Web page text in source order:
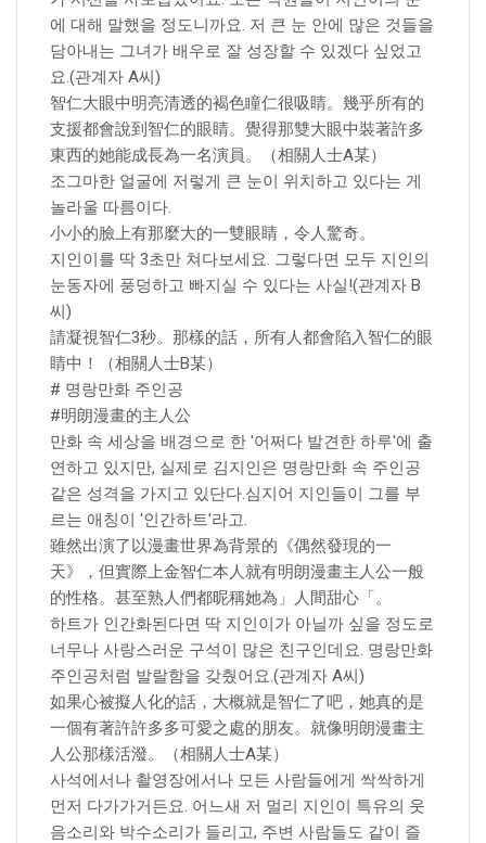
에 대해 말했을 정도니까요. 저 큰 눈 안에 많은 것들을
담아내는 그녀가 배우로 잘 성장할 수 있겠다 싶었고
요.(관계자 A씨)
智仁大眼中明亮清透的褐色瞳仁很吸睛。幾乎所有的
支援都會說到智仁的眼睛。覺得那雙大眼中裝著許多
東西的她能成長為一名演員。（相關人士A某）
조그마한 얼굴에 저렇게 큰 눈이 위치하고 있다는 게
놀라울 따름이다.
小小的臉上有那麼大的一雙眼睛，令人驚奇。
지인이를 딱 3초만 쳐다보세요. 그렇다면 모두 지인의
눈동자에 풍덩하고 빠지실 수 있다는 사실!(관계자 B
씨)
請凝視智仁3秒。那樣的話，所有人都會陷入智仁的眼
睛中！（相關人士B某）
# 명랑만화 주인공
#明朗漫畫的主人公
만화 속 세상을 배경으로 한 '어쩌다 발견한 하루'에 출
연하고 있지만, 실제로 김지인은 명랑만화 속 주인공
같은 성격을 가지고 있단다.심지어 지인들이 그를 부
르는 애칭이 '인간하트'라고.
雖然出演了以漫畫世界為背景的《偶然發現的一
天》，但實際上金智仁本人就有明朗漫畫主人公一般
的性格。甚至熟人們都昵稱她為」人間甜心「。
하트가 인간화된다면 딱 지인이가 아닐까 싶을 정도로
너무나 사랑스러운 구석이 많은 친구인데요. 명랑만화
주인공처럼 발랄함을 갖췄어요.(관계자 A씨)
如果心被擬人化的話，大概就是智仁了吧，她真的是
一個有著許許多多可愛之處的朋友。就像明朗漫畫主
人公那樣活潑。（相關人士A某）
사석에서나 촬영장에서나 모든 사람들에게 싹싹하게
먼저 다가가거든요. 어느새 저 멀리 지인이 특유의 웃
음소리와 박수소리가 들리고, 주변 사람들도 같이 즐